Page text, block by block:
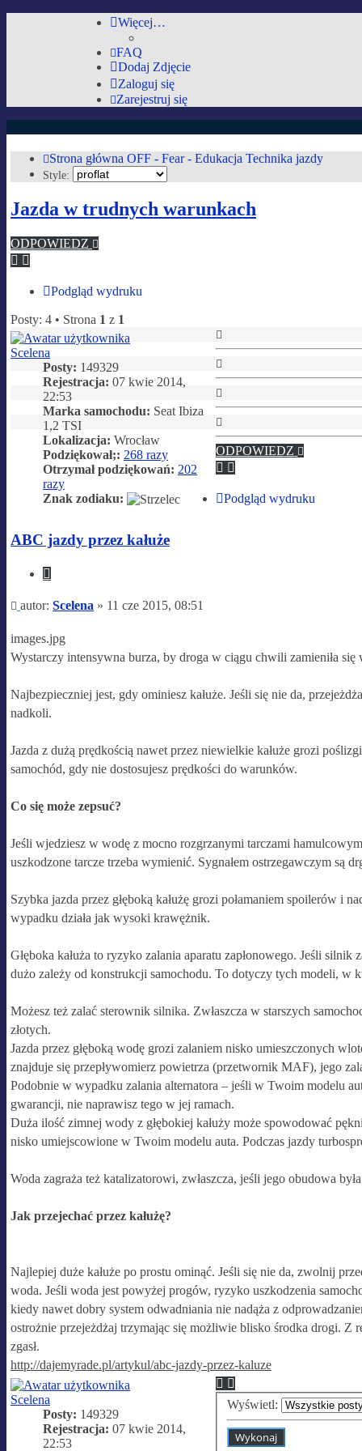
Więcej…
FAQ
Dodaj Zdjęcie
Zaloguj się
Zarejestruj się
AutoMobilki.pl
Przejdź do zawartości
Strona główna OFF - Fear - Edukacja Technika jazdy
Style:
Jazda w trudnych warunkach
ODPOWIEDZ
Podgląd wydruku
Posty: 4 • Strona 1 z 1
Scelena
Posty: 149329
Rejestracja: 07 kwie 2014,
22:53
Marka samochodu: Seat Ibiza
1,2 TSI
Lokalizacja: Wrocław
Podziękował;: 268 razy
Otrzymał podziękowań: 202
razy
Znak zodiaku:
ABC jazdy przez kałuże
Cytuj
Post
autor: Scelena » 11 cze 2015, 08:51
images.jpg
Wystarczy intensywna burza, by droga w ciągu chwili zamieniła się
Najbezpieczniej jest, gdy ominiesz kałuże. Jeśli się nie da,
nadkoli.
Jazda z dużą prędkością nawet przez niewielkie kałuże grozi
samochód, gdy nie dostosujesz prędkości do warunków.
Co się może zepsuć?
Jeśli wjedziesz w wodę z mocno rozgrzanymi tarczami
uszkodzone tarcze trzeba wymienić. Sygnałem ostrzegawczym są
Szybka jazda przez głęboką kałużę grozi połamaniem spoilerów
wypadku działa jak wysoki krawężnik.
Głęboka kałuża to ryzyko zalania aparatu zapłonowego. Jeśli
dużo zależy od konstrukcji samochodu. To dotyczy tych modeli, w
Możesz też zalać sterownik silnika. Zwłaszcza w starszych
złotych.
Jazda przez głęboką wodę grozi zalaniem nisko umieszczonych
znajduje się przepływomierz powietrza (przetwornik MAF), jego
Podobnie w wypadku zalania alternatora – jeśli w Twoim modelu
gwarancji, nie naprawisz tego w jej ramach.
Duża ilość zimnej wody z głębokiej kałuży może spowodować
nisko umiejscowione w Twoim modelu auta. Podczas jazdy
Woda zagraża też katalizatorowi, zwłaszcza, jeśli jego obudowa
Jak przejechać przez kałużę?
Najlepiej duże kałuże po prostu ominąć. Jeśli się nie da, zwolnij
woda. Jeśli woda jest powyżej progów, ryzyko uszkodzenia
kiedy nawet dobry system odwadniania nie nadąża z
ostrożnie przejeżdżaj trzymając się możliwie blisko środka drogi.
zgasł.
http://dajemyrade.pl/artykul/abc-jazdy-przez-kaluze
górę
Scelena
Posty: 149329
Rejestracja: 07 kwie 2014,
22:53
górę
górę
górę
ODPOWIEDZ
Podgląd wydruku
Wyświetl: